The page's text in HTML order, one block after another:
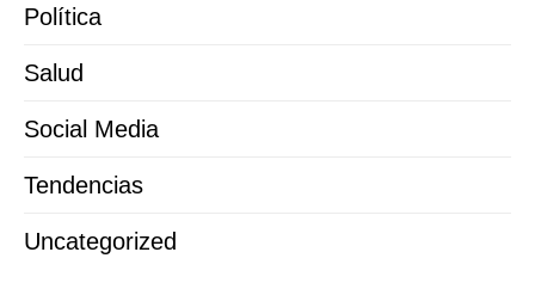
Política
Salud
Social Media
Tendencias
Uncategorized